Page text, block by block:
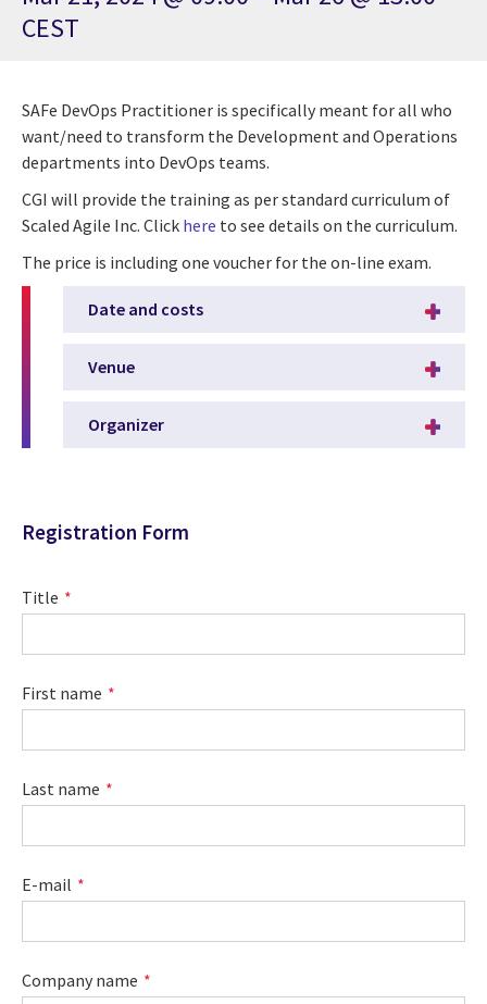
CEST
SAFe DevOps Practitioner is specifically meant for all who
want/need to transform the Development and Operations
departments into DevOps teams.
CGI will provide the training as per standard curriculum of
Scaled Agile Inc. Click here to see details on the curriculum.
The price is including one voucher for the on-line exam.
Date and costs
Venue
Organizer
Registration Form
Title
First name
Last name
E-mail
Company name